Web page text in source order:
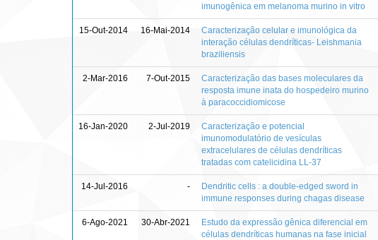
imunogênica em melanoma murino in vitro
15-Out-2014 16-Mai-2014
Caracterização celular e imunológica da
interação células dendríticas- Leishmania
braziliensis
2-Mar-2016 7-Out-2015
Caracterização das bases moleculares da
resposta imune inata do hospedeiro murino
à paracoccidiomicose
16-Jan-2020 2-Jul-2019
Caracterização e potencial
imunomodulatório de vesículas
extracelulares de células dendríticas
tratadas com catelicidina LL-37
14-Jul-2016 -
Dendritic cells : a double-edged sword in
immune responses during chagas disease
6-Ago-2021 30-Abr-2021
Estudo da expressão gênica diferencial em
células dendríticas humanas na fase inicial